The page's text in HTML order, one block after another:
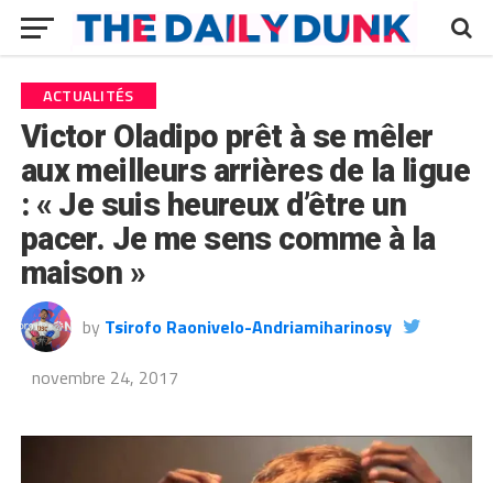
ACTUALITÉS
Victor Oladipo prêt à se mêler
aux meilleurs arrières de la ligue
: « Je suis heureux d’être un
pacer. Je me sens comme à la
maison »
by Tsirofo Raonivelo-Andriamiharinosy
novembre 24, 2017